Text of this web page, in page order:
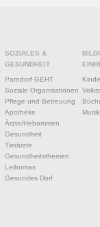
SOZIALES &
GESUNDHEIT
Parndorf GEHT
Soziale Organisationen
Pflege und Betreuung
Apotheke
Ärzte/Hebammen
Gesundheit
Tierärzte
Gesundheitsthemen
Leihomas
Gesundes Dorf